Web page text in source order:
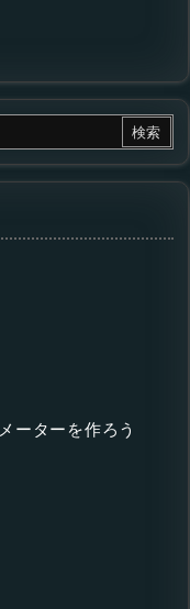
ーターを作ろう